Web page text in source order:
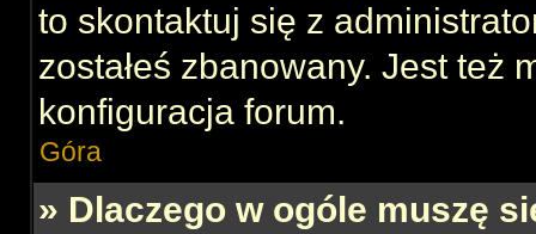
to skontaktuj się z
zostałeś zbanowany. Jest też
konfiguracja forum.
Góra
» Dlaczego w ogóle muszę